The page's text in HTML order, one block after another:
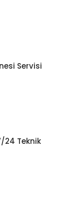
Servisi
24 Teknik